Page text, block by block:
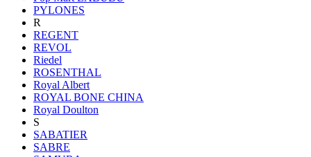
PYLONES
R
REGENT
REVOL
Riedel
ROSENTHAL
Royal Albert
ROYAL BONE CHINA
Royal Doulton
S
SABATIER
SABRE